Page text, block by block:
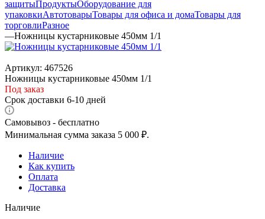
защитыПродуктыОборудование для
упаковкиАвтотоварыТовары для офиса и домаТовары для
торговлиРазное
—Ножницы кустарниковые 450мм 1/1
Артикул: 467526
Ножницы кустарниковые 450мм 1/1
Под заказ
Срок доставки 6-10 дней
Самовывоз - бесплатно
Минимальная сумма заказа 5 000 ₽.
Наличие
Как купить
Оплата
Доставка
Наличие